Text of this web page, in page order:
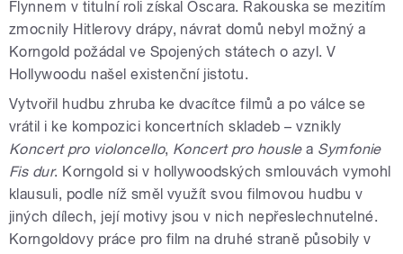
Flynnem v titulní roli získal Oscara. Rakouska se mezitím
zmocnily Hitlerovy drápy, návrat domů nebyl možný a
Korngold požádal ve Spojených státech o azyl. V
Hollywoodu našel existenční jistotu.
Vytvořil hudbu zhruba ke dvacítce filmů a po válce se
vrátil i ke kompozici koncertních skladeb – vznikly
Koncert pro violoncello, Koncert pro houslea Symfonie
Fis dur. Korngold si v hollywoodských smlouvách vymohl
klausuli, podle níž směl využít svou filmovou hudbu v
jiných dílech, její motivy jsou v nich nepřeslechnutelné.
Korngoldovy práce pro film na druhé straně působily v